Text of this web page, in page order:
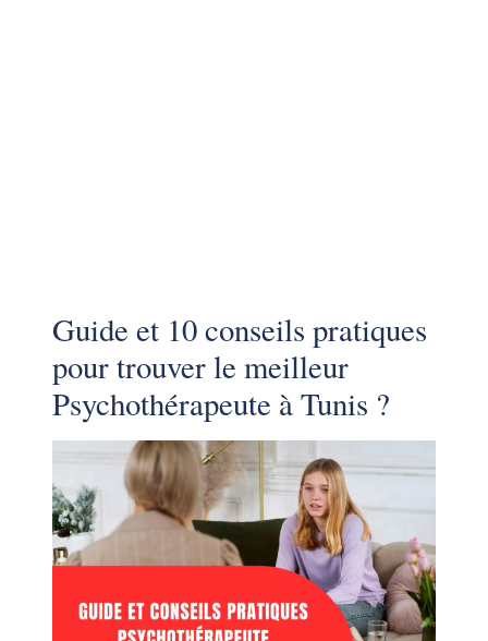
Guide et 10 conseils pratiques
pour trouver le meilleur
Psychothérapeute à Tunis ?